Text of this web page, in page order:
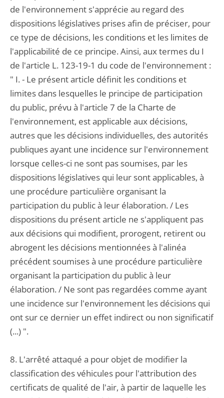
de l'environnement s'apprécie au regard des
dispositions législatives prises afin de préciser, pour
ce type de décisions, les conditions et les limites de
l'applicabilité de ce principe. Ainsi, aux termes du I
de l'article L. 123-19-1 du code de l'environnement :
" I. - Le présent article définit les conditions et
limites dans lesquelles le principe de participation
du public, prévu à l'article 7 de la Charte de
l'environnement, est applicable aux décisions,
autres que les décisions individuelles, des autorités
publiques ayant une incidence sur l'environnement
lorsque celles-ci ne sont pas soumises, par les
dispositions législatives qui leur sont applicables, à
une procédure particulière organisant la
participation du public à leur élaboration. / Les
dispositions du présent article ne s'appliquent pas
aux décisions qui modifient, prorogent, retirent ou
abrogent les décisions mentionnées à l'alinéa
précédent soumises à une procédure particulière
organisant la participation du public à leur
élaboration. / Ne sont pas regardées comme ayant
une incidence sur l'environnement les décisions qui
ont sur ce dernier un effet indirect ou non significatif
(...) ".
8. L'arrêté attaqué a pour objet de modifier la
classification des véhicules pour l'attribution des
certificats de qualité de l'air, à partir de laquelle les